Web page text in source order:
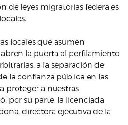
de leyes migratorias federales
locales que asumen
la puerta al perfilamiento
a la separación de
la confianza pública en las
proteger a nuestras
por su parte, la licenciada
directora ejecutiva de la